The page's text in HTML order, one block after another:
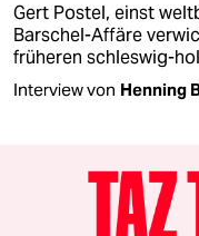
Gert Postel, einst
Barschel-Affäre
früheren schleswig-
Interview von Henning